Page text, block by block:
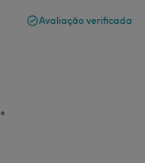
Avaliação verificada
•